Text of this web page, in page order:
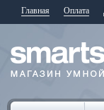
Главная Оплата